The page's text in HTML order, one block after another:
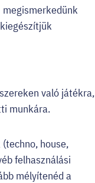
való játékra,
munkára.
house,
felhasználási
mélyítenéd a